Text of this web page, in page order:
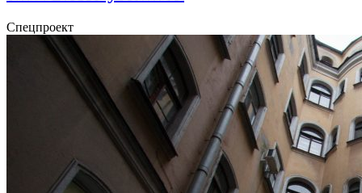
Спецпроект